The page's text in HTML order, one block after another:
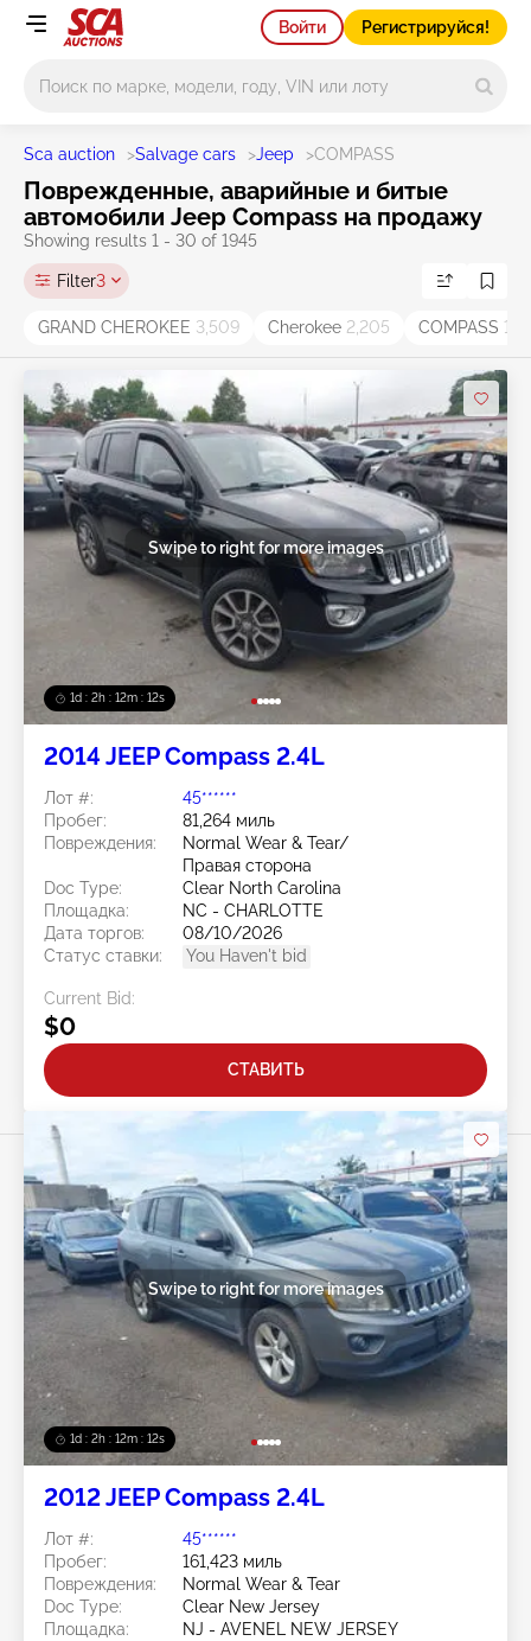
Войти Регистрируйся!
Sca auction >Salvage cars >Jeep >COMPASS
Поврежденные, аварийные и битые
автомобили Jeep Compass на продажу
Showing results 1 - 30 of 1945
Filter3
GRAND CHEROKEE 3,509 Cherokee 2,205 COMPASS
1d : 2h : 12m : 10s
Swipe to right for more images
2014 JEEP Compass 2.4L
Лот #:
45******
Пробег:
81,264 миль
Повреждения:
Normal Wear & Tear/
Правая сторона
Doc Type:
Clear North Carolina
Площадка:
NC - CHARLOTTE
Дата торгов:
08/10/2026
Статус ставки:
You Haven't bid
Current Bid:
$0
СТАВИТЬ
1d : 2h : 12m : 10s
Swipe to right for more images
2012 JEEP Compass 2.4L
Лот #:
45******
Пробег:
161,423 миль
Повреждения:
Normal Wear & Tear
Doc Type:
Clear New Jersey
Площадка:
NJ - AVENEL NEW JERSEY